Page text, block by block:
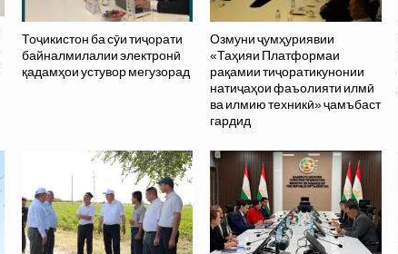
Тоҷикистон ба сӯи тиҷорати
байналмилалии электронӣ
қадамҳои устувор мегузорад
Озмуни ҷумҳуриявии
«Таҳияи Платформаи
рақамии тиҷоратикунонии
натиҷаҳои фаъолияти илмӣ
ва илмию техникӣ» ҷамъбаст
гардид